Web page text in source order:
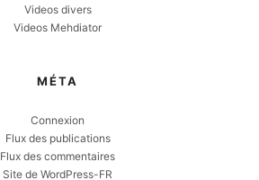
Videos divers
Videos Mehdiator
MÉTA
Connexion
Flux des publications
Flux des commentaires
Site de WordPress-FR